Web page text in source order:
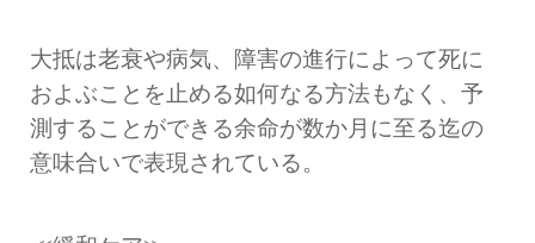
大抵は老衰や病気、障害の進行によって死に
およぶことを止める如何なる方法もなく、予
測することができる余命が数か月に至る迄の
意味合いで表現されている。